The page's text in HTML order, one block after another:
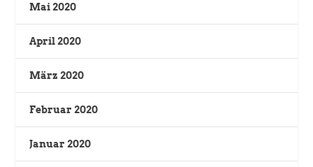
Mai 2020
April 2020
März 2020
Februar 2020
Januar 2020